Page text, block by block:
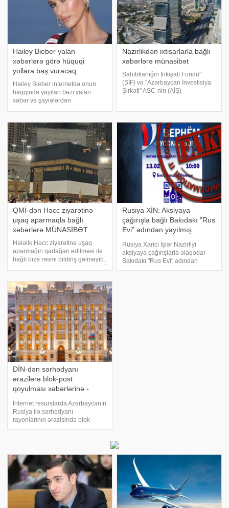
Hailey Bieber yalan
xəbərlərə görə hüquqi
yollara baş vuracaq
Hailey Bieber internetdə onun
haqqında yayılan bəzi yalan
xəbər və şayiələrdən
açıqlayıb. xarici mətbuata
istinadən xəbər verir ki, bu haqda
model yaxın çevrəsi il
Nazirlikdən ixtisarlarla bağlı
xəbərlərə münasibət
Sahibkarlığın İnkişafı Fondu"
(SİF) və "Azərbaycan İnvestisiya
Şirkəti" ASC-nin (AİŞ)
davam etdirəcəklər. xəbə
QMİ-dən Həcc ziyarətinə
uşaq aparmaqla bağlı
xəbərlərə MÜNASİBƏT
Hələlik Həcc ziyarətinə uşaq
aparmağın qadağan edilməsi ilə
bağlı bizə rəsmi bildiriş gəlməyib.
Həcc elektron sisteminin rəhbəri
Vüsal Cahangiri deyib. "Bi
Rusiya XİN: Aksiyaya
çağırışla bağlı Bakıdakı "Rus
Evi" adından yayılmış
xəbərlər feykdir
Rusiya Xarici İşlər Nazirliyi
aksiyaya çağırışlarla əlaqədar
Bakıdakı "Rus Evi" adından
yayılmış xəbərləri feyk adlandırıb.
DİN-dən sərhədyanı
ərazilərə blok-post
qoyulması xəbərlərinə -
REAKSİYA
İnternet resurslarda Azərbaycanın
Rusiya ilə sərhədyanı
rayonlarının ərazisində blok-
post qoyulması ilə bağlı
sərhədyan